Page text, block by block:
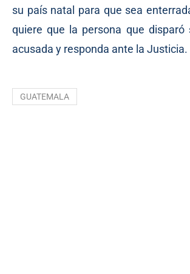
su país natal para que sea
quiere que la persona que disparó
acusada y responda ante la Justicia.
GUATEMALA